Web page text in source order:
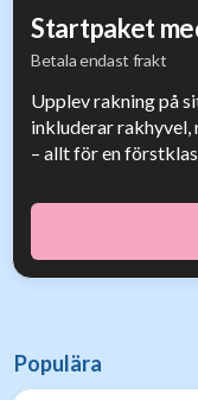
Startpaket
Betala endast frakt
Upplev rakning på
inkluderar
– allt för en
Populära